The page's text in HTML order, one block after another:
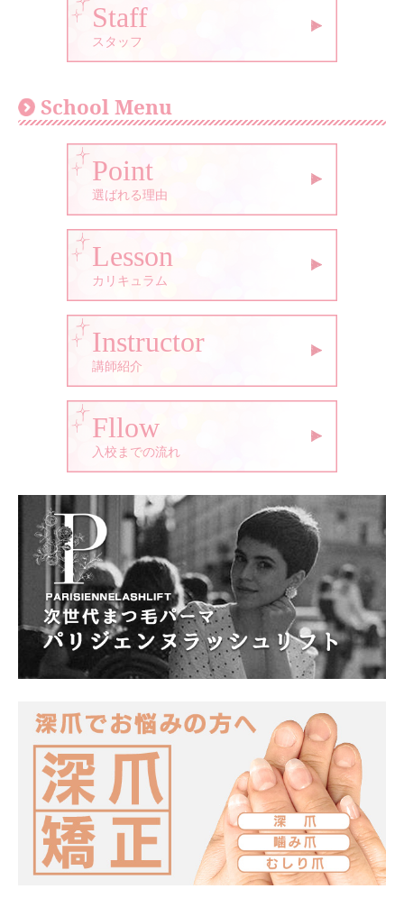
Staff
スタッフ
School Menu
Point
選ばれる理由
Lesson
カリキュラム
Instructor
講師紹介
Fllow
入校までの流れ